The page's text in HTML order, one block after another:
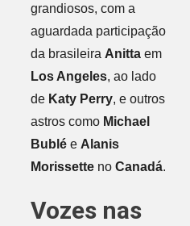
grandiosos, com a
aguardada participação
da brasileira Anittaem
Los Angeles, ao lado
de Katy Perry, e outros
astros como Michael
Bublée Alanis
Morissetteno Canadá.
Vozes nas